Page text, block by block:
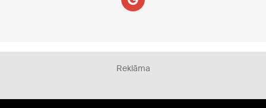
Reklāma